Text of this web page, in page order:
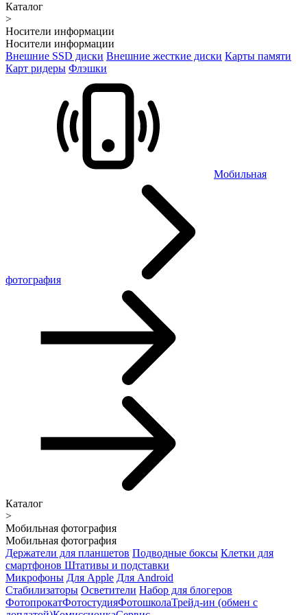
Каталог
>
Носители информации
Носители информации
Внешние SSD диски Внешние жесткие диски Карты памяти
Карт ридеры Флэшки
Мобильная
фотография
Каталог
>
Мобильная фотография
Мобильная фотография
Держатели для планшетов Подводные боксы Клетки для
смартфонов Штативы и подставки
Микрофоны Для Apple Для Android
Стабилизаторы Осветители Набор для блогеров
ФотопрокатФотостудияФотошколаТрейд-ин (обмен с